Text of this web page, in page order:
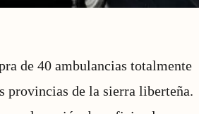
de 40 ambulancias totalmente
provincias de la sierra liberteña.